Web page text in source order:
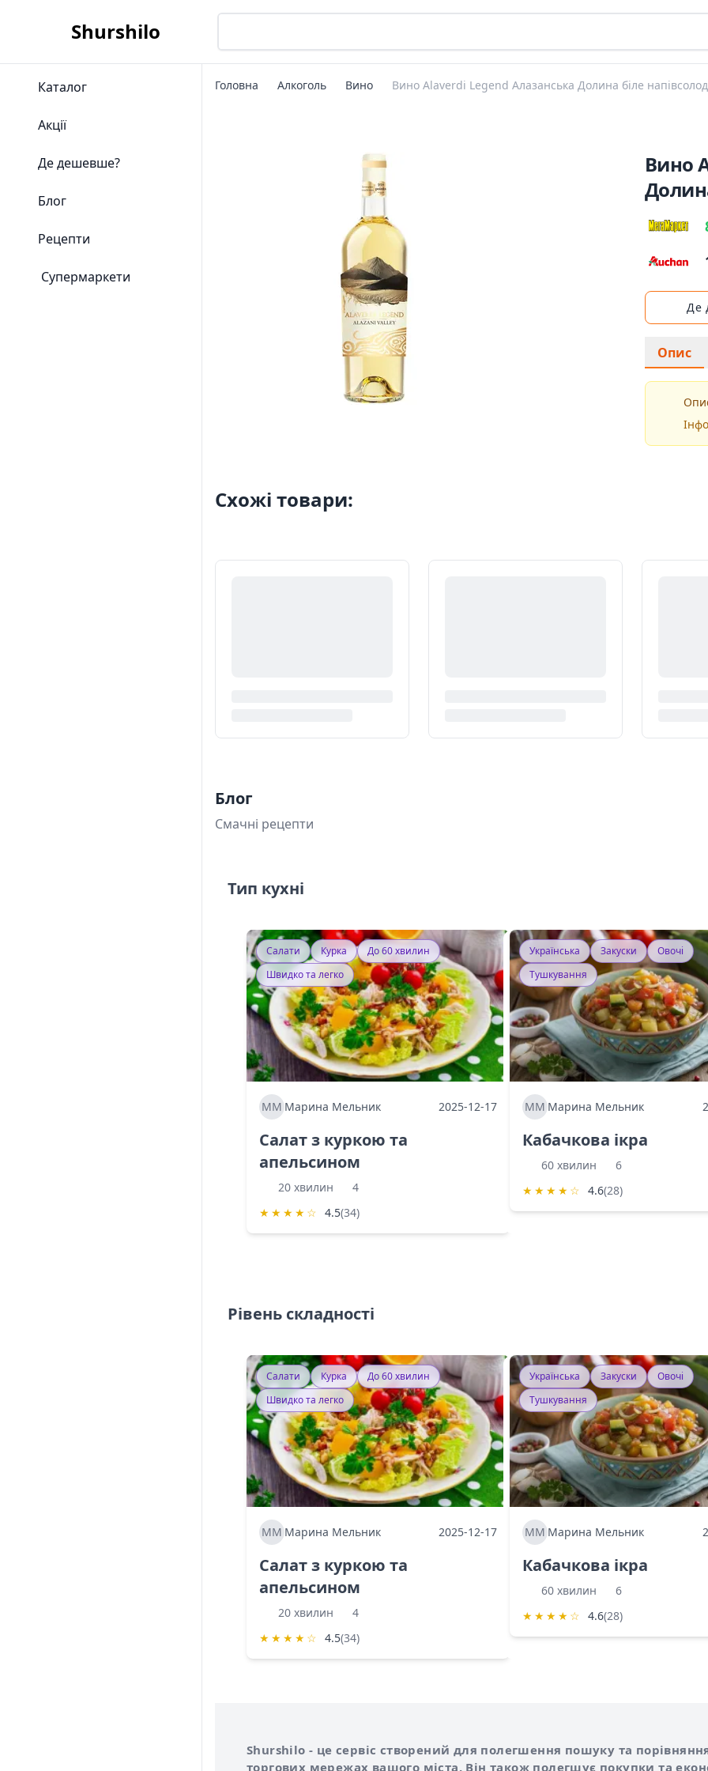
Shurshilo
Каталог
Акції
Де дешевше?
Блог
Рецепти
Супермаркети
Головна Алкоголь Вино Вино Alaverdi Legend Алазанська Долина біле
Вино
Де
Опис
Схожі товари:
Блог
Смачні рецепти
Тип кухні
Салати Курка
До 60 хвилин
Швидко та легко
ММ Марина Мельник 2025-12-17
Салат з куркою та
апельсином
20 хвилин
4
★ ★ ★ ★ ☆ 4.5(34)
Українська Закуски
Овочі
Тушкування
ММ Марина Мельник
Кабачкова ікра
60 хвилин
6
★ ★ ★ ★ ☆ 4.6(28)
Рівень складності
Салати Курка
До 60 хвилин
Швидко та легко
ММ Марина Мельник 2025-12-17
Салат з куркою та
апельсином
20 хвилин
4
★ ★ ★ ★ ☆ 4.5(34)
Українська Закуски
Овочі
Тушкування
ММ Марина Мельник
Кабачкова ікра
60 хвилин
6
★ ★ ★ ★ ☆ 4.6(28)
Про сервіс Shurshilo
Shurshilo - це сервіс створений для полегшення пошуку та
торгових мережах вашого міста. Він також полегшує покупки та